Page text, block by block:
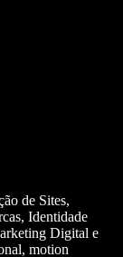
de Sites,
Identidade
Digital e
motion